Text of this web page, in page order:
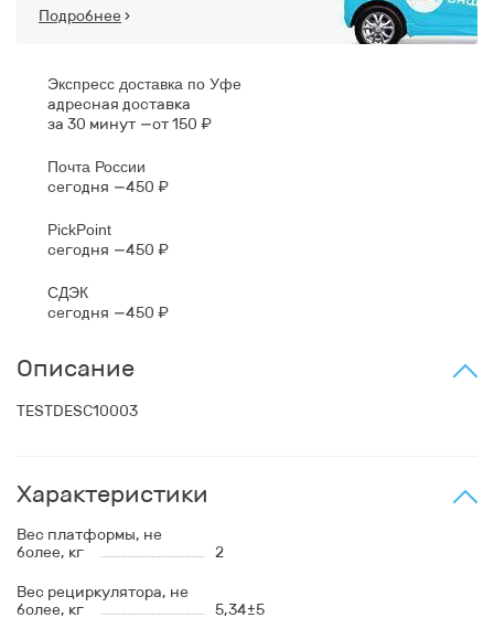
Подробнее ›
Экспресс доставка по Уфе
адресная доставка
за 30 минут
от 150 ₽
Почта России
сегодня 450 ₽
PickPoint
сегодня 450 ₽
СДЭК
сегодня 450 ₽
Описание
TESTDESC10003
Характеристики
Вес платформы, не
более, кг
2
Вес рециркулятора, не
более, кг
5,34±5